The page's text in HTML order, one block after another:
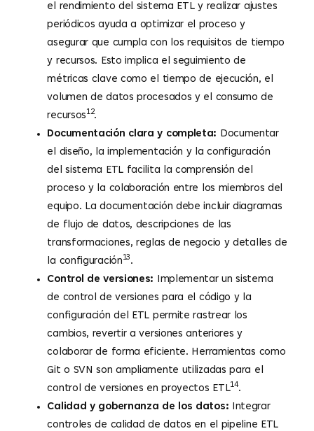
el rendimiento del sistema ETL y realizar ajustes
periódicos ayuda a optimizar el proceso y
asegurar que cumpla con los requisitos de tiempo
y recursos. Esto implica el seguimiento de
métricas clave como el tiempo de ejecución, el
volumen de datos procesados y el consumo de
recursos12.
Documentación clara y completa: Documentar
el diseño, la implementación y la configuración
del sistema ETL facilita la comprensión del
proceso y la colaboración entre los miembros del
equipo. La documentación debe incluir diagramas
de flujo de datos, descripciones de las
transformaciones, reglas de negocio y detalles de
la configuración13.
Control de versiones: Implementar un sistema
de control de versiones para el código y la
configuración del ETL permite rastrear los
cambios, revertir a versiones anteriores y
colaborar de forma eficiente. Herramientas como
Git o SVN son ampliamente utilizadas para el
control de versiones en proyectos ETL14.
Calidad y gobernanza de los datos: Integrar
controles de calidad de datos en el pipeline ETL